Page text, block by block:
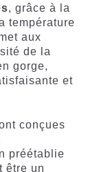
, grâce à la
température
aux
de la
gorge,
et
conçues
préétablie
être un